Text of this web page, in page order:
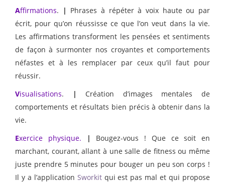
Affirmations. | Phrases à répéter à voix haute ou par
écrit, pour qu’on réussisse ce que l’on veut dans la vie.
Les affirmations transforment les pensées et sentiments
de façon à surmonter nos croyantes et comportements
néfastes et à les remplacer par ceux qu’il faut pour
réussir.
Visualisations. |
Création d’images mentales de
comportements et résultats bien précis à obtenir dans la
vie.
Exercice physique. |
Bougez-vous ! Que ce soit en
marchant, courant, allant à une salle de fitness ou même
juste prendre 5 minutes pour bouger un peu son corps !
Il y a l’application Sworkit qui est pas mal et qui propose